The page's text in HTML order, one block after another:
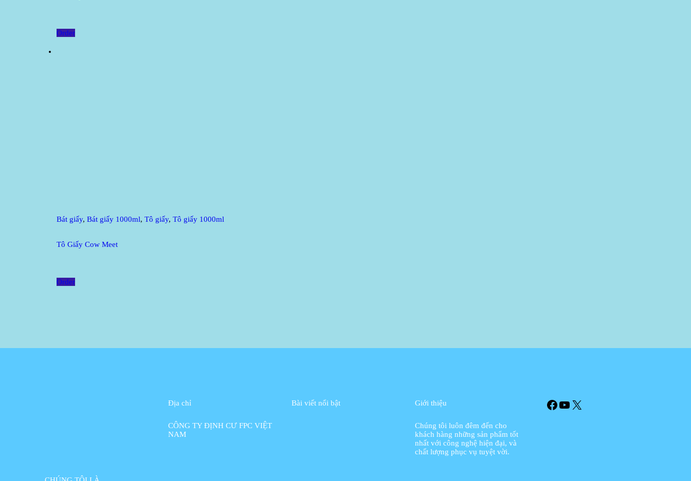
Order
Bát giấy, Bát giấy 1000ml, Tô giấy, Tô giấy 1000ml
Tô Giấy Cow Meet
Order
Địa chỉ
CÔNG TY ĐỊNH CƯ FPC VIỆT
NAM
Bài viết nổi bật Giới thiệu
Chúng tôi luôn đêm đến cho
khách hàng những sản phẩm tốt
nhất với công nghệ hiện đại, và
chất lượng phục vụ tuyệt vời.
Facebook
YouTube